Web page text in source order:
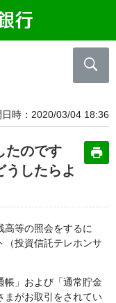
日時 2020/03/04 18:36
たのです
うしたらよ
高等の照会をするに
（投資信託テレホンサ
帳」および「通常貯金
まがお取引をされてい